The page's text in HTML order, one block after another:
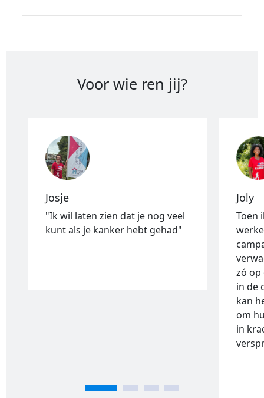
Voor wie ren jij?
Josje
"Ik wil laten zien dat je nog veel
kunt als je kanker hebt gehad"
Joly
Toen
zó op
in de
kan
om
in